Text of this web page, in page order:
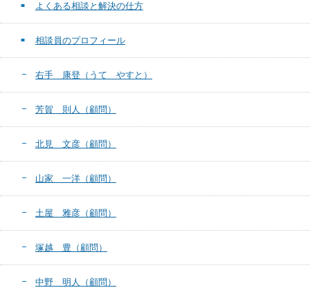
よくある相談と解決の仕方
相談員のプロフィール
右手 康登（うて やすと）
芳賀 則人（顧問）
北見 文彦（顧問）
山家 一洋（顧問）
土屋 雅彦（顧問）
塚越 豊（顧問）
中野 明人（顧問）